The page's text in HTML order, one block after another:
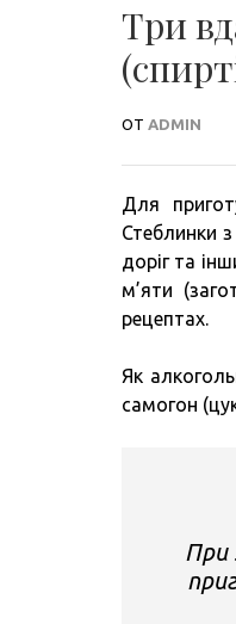
Три
ОТ ADMIN
Для
Стеблинки
доріг та
м’яти
рецептах.
Як
самогон
При